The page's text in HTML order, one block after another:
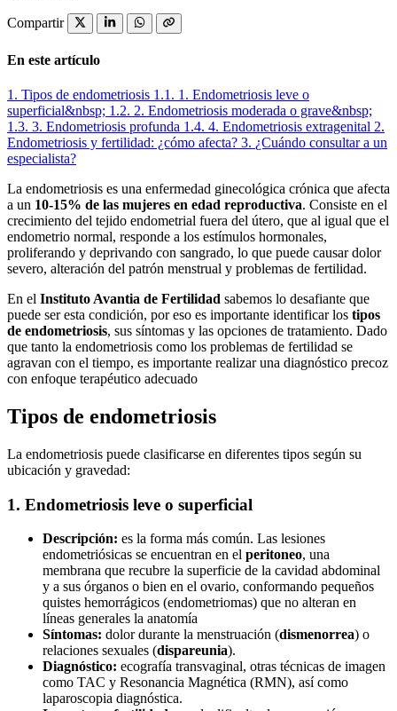
Compartir
En este artículo
1. Tipos de endometriosis 1.1. 1. Endometriosis leve o
superficial&nbsp; 1.2. 2. Endometriosis moderada o grave&nbsp;
1.3. 3. Endometriosis profunda 1.4. 4. Endometriosis extragenital 2.
Endometriosis y fertilidad: ¿cómo afecta? 3. ¿Cuándo consultar a un
especialista?
La endometriosis es una enfermedad ginecológica crónica que afecta
a un 10-15% de las mujeres en edad reproductiva. Consiste en el
crecimiento del tejido endometrial fuera del útero, que al igual que el
endometrio normal, responde a los estímulos hormonales,
proliferando y deprivando con sangrado, lo que puede causar dolor
severo, alteración del patrón menstrual y problemas de fertilidad.
En el Instituto Avantia de Fertilidad sabemos lo desafiante que
puede ser esta condición, por eso es importante identificar los tipos
de endometriosis, sus síntomas y las opciones de tratamiento. Dado
que tanto la endometriosis como los problemas de fertilidad se
agravan con el tiempo, es importante realizar una diagnóstico precoz
con enfoque terapéutico adecuado
Tipos de endometriosis
La endometriosis puede clasificarse en diferentes tipos según su
ubicación y gravedad:
1. Endometriosis leve o superficial
Descripción: es la forma más común. Las lesiones
endometriósicas se encuentran en el peritoneo, una
membrana que recubre la superficie de la cavidad abdominal
y a sus órganos o bien en el ovario, conformando pequeños
quistes hemorrágicos (endometriomas) que no alteran en
líneas generales la anatomía
Síntomas: dolor durante la menstruación (dismenorrea) o
relaciones sexuales (dispareunia).
Diagnóstico: ecografía transvaginal, otras técnicas de imagen
como TAC y Resonancia Magnética (RMN), así como
laparoscopia diagnóstica.